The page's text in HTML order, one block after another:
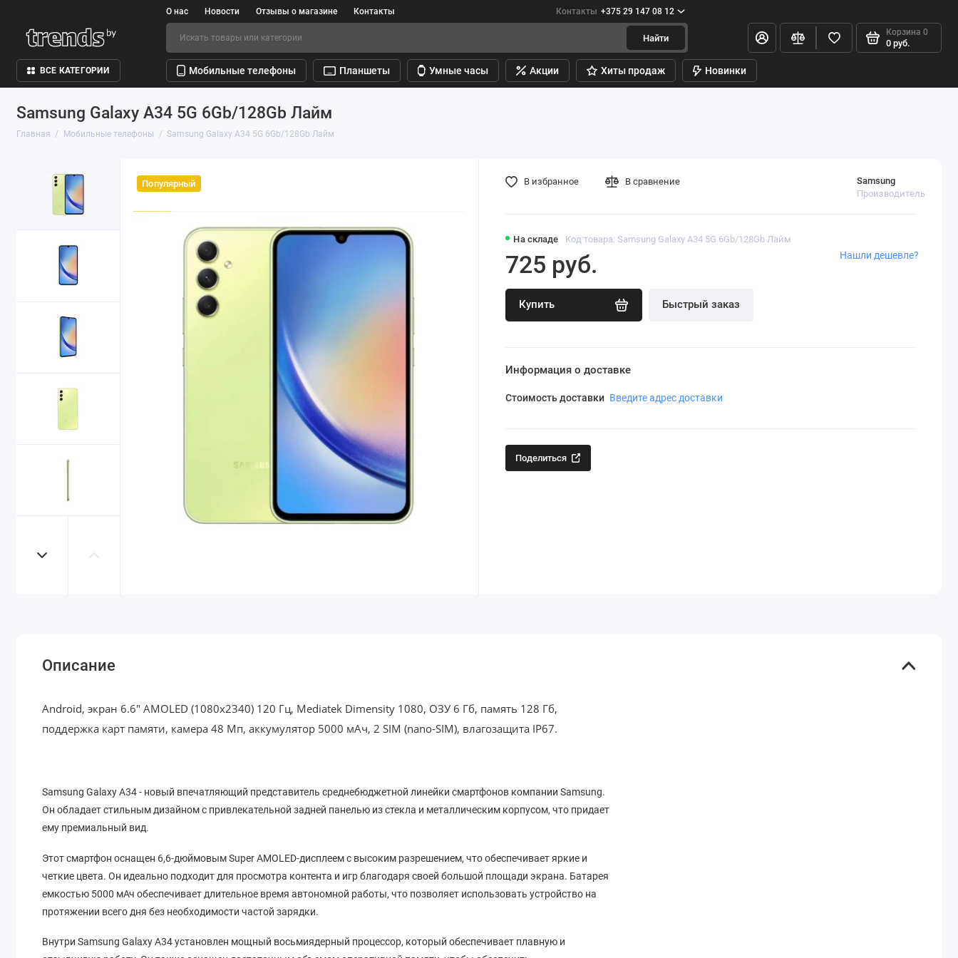
О нас Новости Отзывы о магазине Контакты Контакты +375 29 147 08 12
Найти
Корзина 0
0 руб.
ВСЕ КАТЕГОРИИ Мобильные телефоны Планшеты Умные часы Акции Хиты продаж Новинки
Samsung Galaxy A34 5G 6Gb/128Gb Лайм
Главная Мобильные телефоны Samsung Galaxy A34 5G 6Gb/128Gb Лайм
Популярный
На складе Код товара: Samsung Galaxy A34 5G 6Gb/128Gb Лайм
Samsung
Производитель
725 руб.
Купить Быстрый заказ
Нашли дешевле?
В избранное В сравнение
Информация о доставке
Стоимость доставки Введите адрес доставки
Поделиться
Описание
Android, экран 6.6" AMOLED (1080x2340) 120 Гц, Mediatek Dimensity 1080, ОЗУ 6 Гб, память 128 Гб,
поддержка карт памяти, камера 48 Мп, аккумулятор 5000 мАч, 2 SIM (nano-SIM), влагозащита IP67.
Samsung Galaxy A34 - новый впечатляющий представитель среднебюджетной линейки смартфонов компании Samsung.
Он обладает стильным дизайном с привлекательной задней панелью из стекла и металлическим корпусом, что придает
ему премиальный вид.
Этот смартфон оснащен 6,6-дюймовым Super AMOLED-дисплеем с высоким разрешением, что обеспечивает яркие и
четкие цвета. Он идеально подходит для просмотра контента и игр благодаря своей большой площади экрана. Батарея
емкостью 5000 мАч обеспечивает длительное время автономной работы, что позволяет использовать устройство на
протяжении всего дня без необходимости частой зарядки.
Внутри Samsung Galaxy A34 установлен мощный восьмиядерный процессор, который обеспечивает плавную и